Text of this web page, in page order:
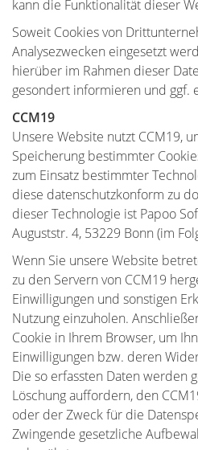
kann die Funktionalität dieser
Soweit Cookies von
Analysezwecken eingesetzt
hierüber im Rahmen dieser
gesondert informieren und ggf.
CCM19
Unsere Website nutzt CCM19,
Speicherung bestimmter
zum Einsatz bestimmter
diese datenschutzkonform zu
dieser Technologie ist Papoo
Auguststr. 4, 53229 Bonn (im
Wenn Sie unsere Website
zu den Servern von CCM19
Einwilligungen und sonstigen
Nutzung einzuholen.
Cookie in Ihrem Browser, um
Einwilligungen bzw. deren
Die so erfassten Daten werden
Löschung auffordern, den
oder der Zweck für die
Zwingende gesetzliche